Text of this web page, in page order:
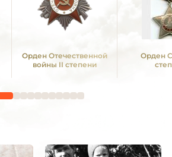
Орден Отечественной
войны II степени
Орден